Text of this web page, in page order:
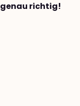
genau richtig!